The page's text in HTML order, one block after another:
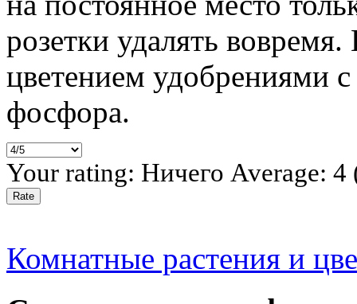
розетки удалять
цветением удобрениями
фосфора.
Your rating: Ничего Average: 4
Комнатные растения и